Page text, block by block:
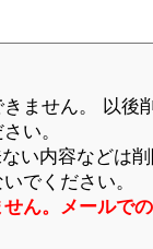
ません。 以後
い。
い内容などは
でください。
ん。メールで